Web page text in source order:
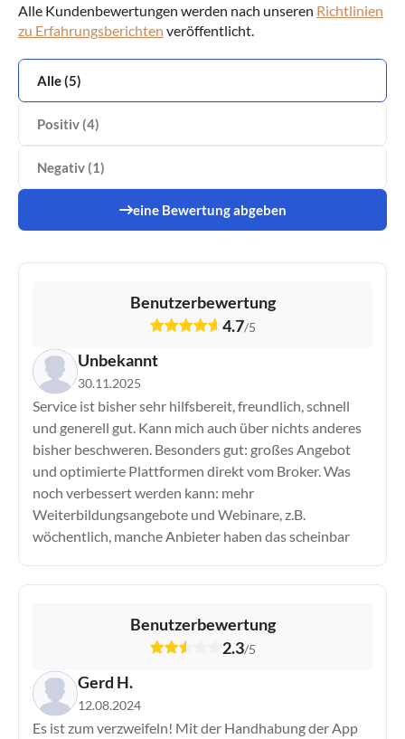
Alle Kundenbewertungen werden nach unseren Richtlinien
zu Erfahrungsberichten veröffentlicht.
Alle (5)
Positiv (4)
Negativ (1)
eine Bewertung abgeben
Benutzerbewertung
4.7/5
Unbekannt
30.11.2025
Service ist bisher sehr hilfsbereit, freundlich, schnell
und generell gut. Kann mich auch über nichts anderes
bisher beschweren. Besonders gut: großes Angebot
und optimierte Plattformen direkt vom Broker. Was
noch verbessert werden kann: mehr
Weiterbildungsangebote und Webinare, z.B.
wöchentlich, manche Anbieter haben das scheinbar
Benutzerbewertung
2.3/5
Gerd H.
12.08.2024
Es ist zum verzweifeln! Mit der Handhabung der App